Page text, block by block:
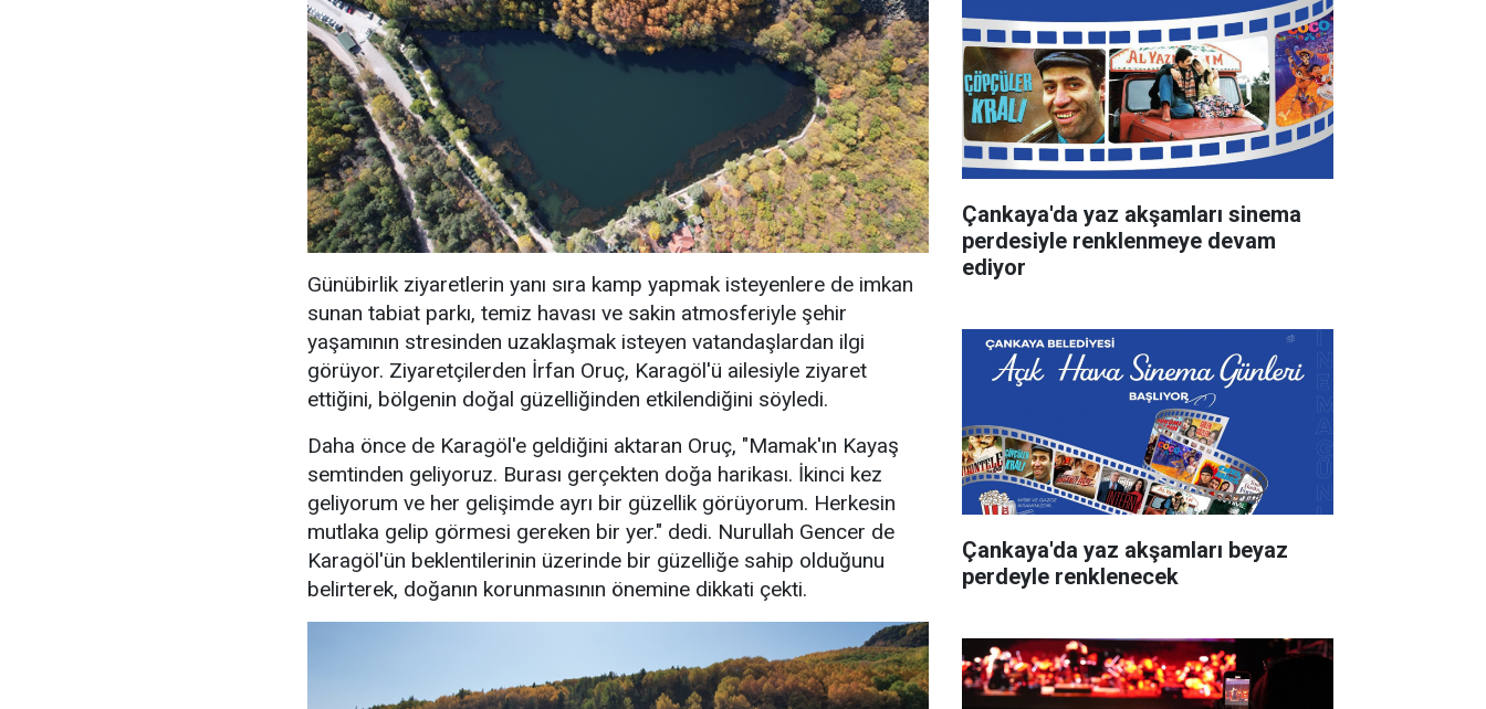
Günübirlik ziyaretlerin yanı sıra kamp yapmak isteyenlere de imkan
sunan tabiat parkı, temiz havası ve sakin atmosferiyle şehir
yaşamının stresinden uzaklaşmak isteyen vatandaşlardan ilgi
görüyor. Ziyaretçilerden İrfan Oruç, Karagöl'ü ailesiyle ziyaret
ettiğini, bölgenin doğal güzelliğinden etkilendiğini söyledi.
Daha önce de Karagöl'e geldiğini aktaran Oruç, "Mamak'ın Kayaş
semtinden geliyoruz. Burası gerçekten doğa harikası. İkinci kez
geliyorum ve her gelişimde ayrı bir güzellik görüyorum. Herkesin
mutlaka gelip görmesi gereken bir yer." dedi. Nurullah Gencer de
Karagöl'ün beklentilerinin üzerinde bir güzelliğe sahip olduğunu
belirterek, doğanın korunmasının önemine dikkati çekti.
Çankaya'da yaz akşamları sinema
perdesiyle renklenmeye devam
ediyor
Çankaya'da yaz akşamları beyaz
perdeyle renklenecek